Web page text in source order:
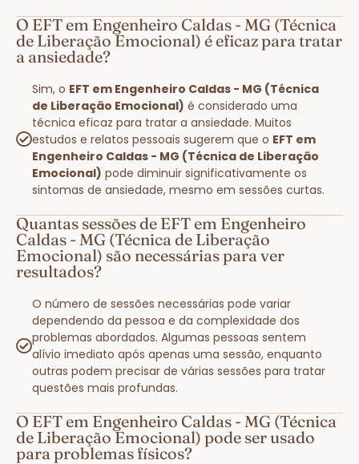
O EFT em Engenheiro Caldas - MG (Técnica
de Liberação Emocional) é eficaz para tratar
a ansiedade?
Sim, o EFT em Engenheiro Caldas - MG (Técnica
de Liberação Emocional) é considerado uma
técnica eficaz para tratar a ansiedade. Muitos
estudos e relatos pessoais sugerem que o EFT em
Engenheiro Caldas - MG (Técnica de Liberação
Emocional) pode diminuir significativamente os
sintomas de ansiedade, mesmo em sessões curtas.
Quantas sessões de EFT em Engenheiro
Caldas - MG (Técnica de Liberação
Emocional) são necessárias para ver
resultados?
O número de sessões necessárias pode variar
dependendo da pessoa e da complexidade dos
problemas abordados. Algumas pessoas sentem
alívio imediato após apenas uma sessão, enquanto
outras podem precisar de várias sessões para tratar
questões mais profundas.
O EFT em Engenheiro Caldas - MG (Técnica
de Liberação Emocional) pode ser usado
para problemas físicos?